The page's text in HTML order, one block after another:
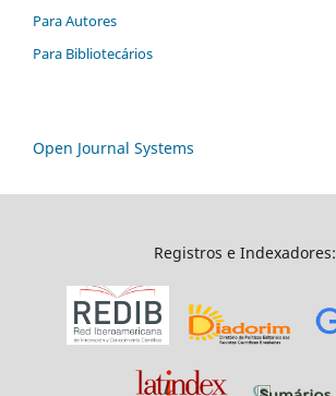
Para Autores
Para Bibliotecários
Open Journal Systems
Registros e Indexadores: